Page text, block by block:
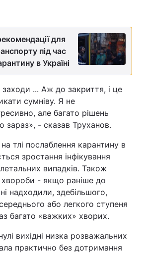
для
під час
в Україні
... Аж до закриття, і це
сумніву. Я не
але багато рішень
зараз», - сказав Труханов.
тлі послаблення карантину в
зростання інфікування
випадків. Також
хвороби - якщо раніше до
надходили, здебільшого,
або легкого ступеня
багато «важких» хворих.
вихідні низка розважальних
практично без дотримання